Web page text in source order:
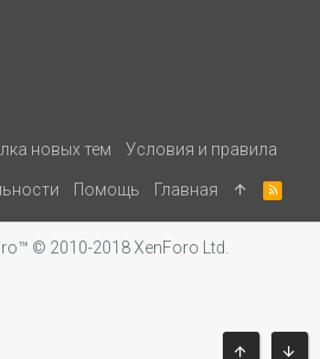
новых тем Условия и правила
Помощь Главная
R
S
© 2010-2018 XenForo Ltd.